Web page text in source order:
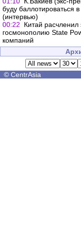
буду баллотироваться
(интервью)
00:22
Китай расчленил
госмонополию State
компаний
© CentrAsia